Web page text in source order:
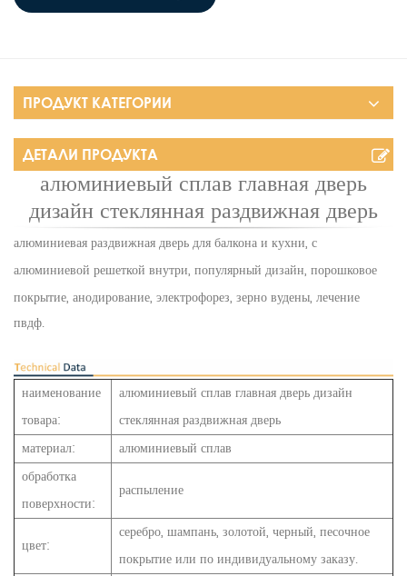
ПРОДУКТ КАТЕГОРИИ
ДЕТАЛИ ПРОДУКТА
алюминиевый сплав главная дверь
дизайн стеклянная раздвижная дверь
алюминиевая раздвижная дверь для балкона и кухни, с
алюминиевой решеткой внутри, популярный дизайн, порошковое
покрытие, анодирование, электрофорез, зерно вудены, лечение
пвдф.
наименование
товара:
алюминиевый сплав главная дверь дизайн
стеклянная раздвижная дверь
материал:
алюминиевый сплав
обработка
поверхности:
распыление
цвет:
серебро, шампань, золотой, черный, песочное
покрытие или по индивидуальному заказу.